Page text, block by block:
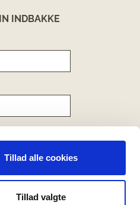
Tillad alle cookies
Tillad valgte
INDBAKKE
af indsendt
til, at I